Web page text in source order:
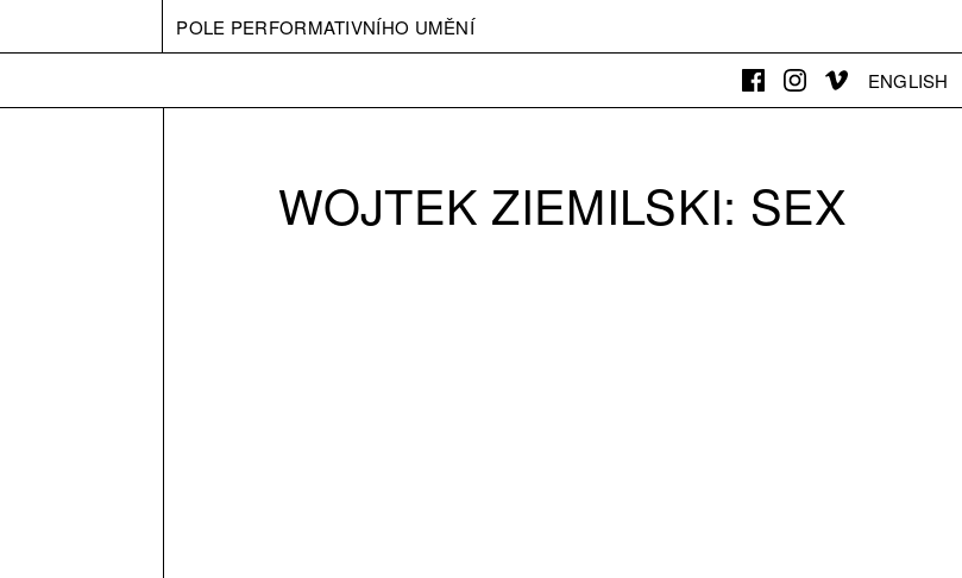
POLE PERFORMATIVNÍHO UMĚNÍ
ENGLISH
WOJTEK ZIEMILSKI: SEX